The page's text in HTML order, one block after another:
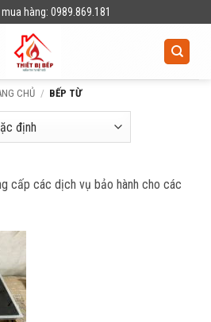
hàng: 0989.869.181
CHỦ / BẾP TỪ
cấp các dịch vụ bảo hành cho các